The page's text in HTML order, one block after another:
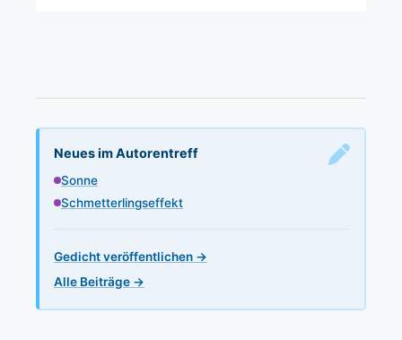
Neues im Autorentreff
Sonne
Schmetterlingseffekt
Gedicht veröffentlichen →
Alle Beiträge →